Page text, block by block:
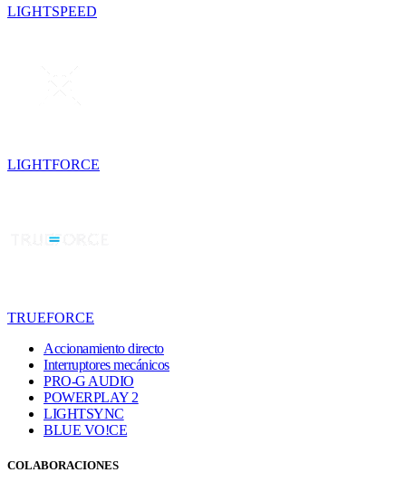
LIGHTSPEED
LIGHTFORCE
TRUEFORCE
Accionamiento directo
Interruptores mecánicos
PRO-G AUDIO
POWERPLAY 2
LIGHTSYNC
BLUE VO!CE
COLABORACIONES